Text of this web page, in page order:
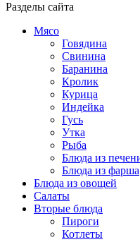
Разделы сайта
Мясо
Говядина
Свинина
Баранина
Кролик
Курица
Индейка
Гусь
Утка
Рыба
Блюда из
Блюда из фарша
Блюда из овощей
Салаты
Вторые блюда
Пироги
Котлеты